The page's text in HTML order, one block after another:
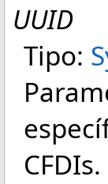
UUID
Tipo:
CFDIs.